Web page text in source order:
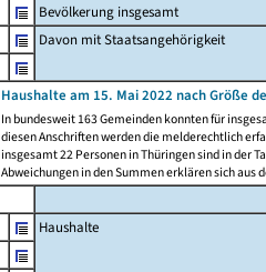
Bevölkerung insgesamt
Davon mit Staatsangehörigkeit
Haushalte am 15. Mai 2022 nach Größe
In bundesweit 163 Gemeinden konnten für
diesen Anschriften werden die melderechtlich
insgesamt 22 Personen in Thüringen sind in der
Abweichungen in den Summen erklären sich
Haushalte